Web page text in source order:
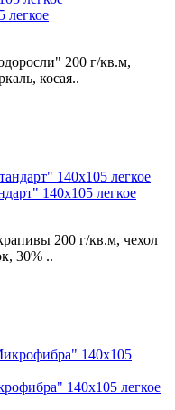
200 г/кв.м,
косая..
140х105 легкое
200 г/кв.м, чехол
30% ..
140х105 легкое